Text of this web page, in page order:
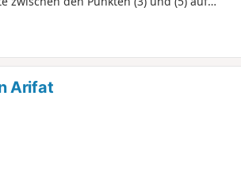
Arifat